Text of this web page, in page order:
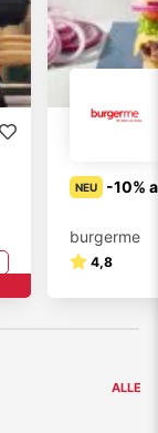
NEU -10%
burgerme
4,8
ALLE